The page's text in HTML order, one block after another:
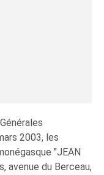
2003, les
"JEAN
avenue du Berceau,